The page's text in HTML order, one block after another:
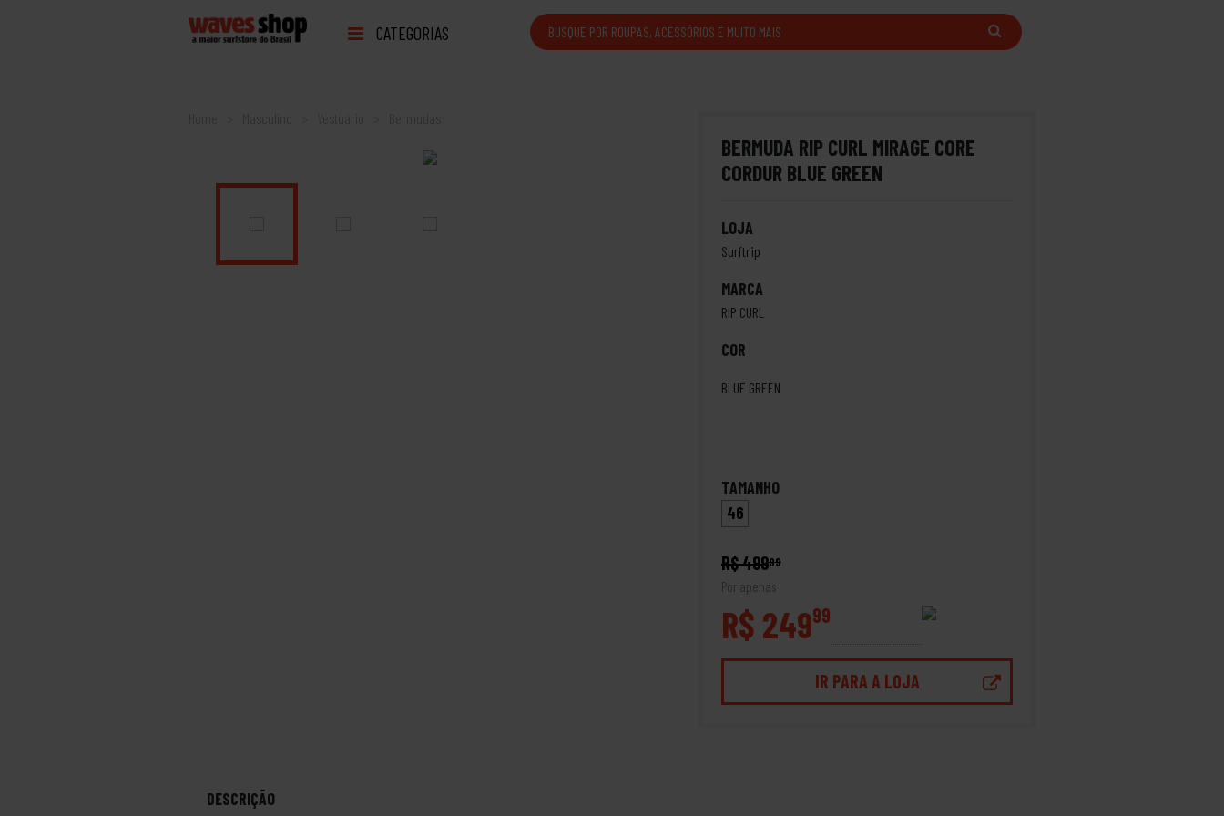
CATEGORIAS
Home Bermudas
BERMUDA RIP CURL MIRAGE CORE
CORDUR BLUE GREEN
LOJA
Surftrip
MARCA
RIP CURL
COR
BLUE GREEN
TAMANHO
46
R$ 49999
Por apenas
R$ 24999
IR PARA A LOJA
DESCRIÇÃO